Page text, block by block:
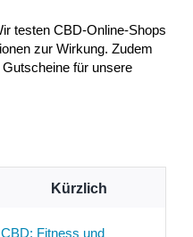
testen CBD-Online-Shops
zur Wirkung. Zudem
für unsere
Kürzlich
Fitness und